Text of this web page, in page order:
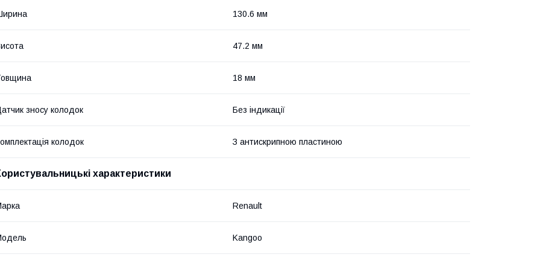
130.6 мм
47.2 мм
18 мм
зносу колодок Без індикації
колодок З антискрипною пластиною
характеристики
Renault
Kangoo